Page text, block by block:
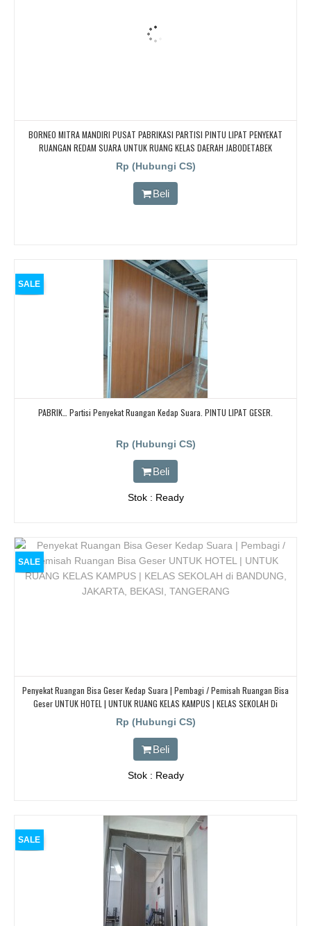
BORNEO MITRA MANDIRI PUSAT PABRIKASI PARTISI PINTU LIPAT PENYEKAT
RUANGAN REDAM SUARA UNTUK RUANG KELAS DAERAH JABODETABEK
Rp (Hubungi CS)
Beli
SALE
PABRIK… Partisi Penyekat Ruangan Kedap Suara. PINTU LIPAT GESER.
Rp (Hubungi CS)
Beli
Stok : Ready
SALE
Penyekat Ruangan Bisa Geser Kedap Suara | Pembagi / Pemisah Ruangan Bisa
Geser UNTUK HOTEL | UNTUK RUANG KELAS KAMPUS | KELAS SEKOLAH Di
BANDUNG, JAKARTA, BEKASI, TANGERANG
Rp (Hubungi CS)
Beli
Stok : Ready
SALE